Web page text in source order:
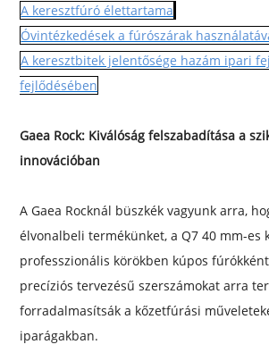
A keresztfúró élettartama
Óvintézkedések a fúrószárak
A keresztbitek jelentősége hazám ipari
fejlődésében
Gaea Rock: Kiválóság felszabadítása a
innovációban
A Gaea Rocknál büszkék vagyunk arra,
élvonalbeli termékünket, a Q7 40 mm-es
professzionális körökben kúpos
precíziós tervezésű szerszámokat arra
forradalmasítsák a kőzetfúrási
iparágakban.